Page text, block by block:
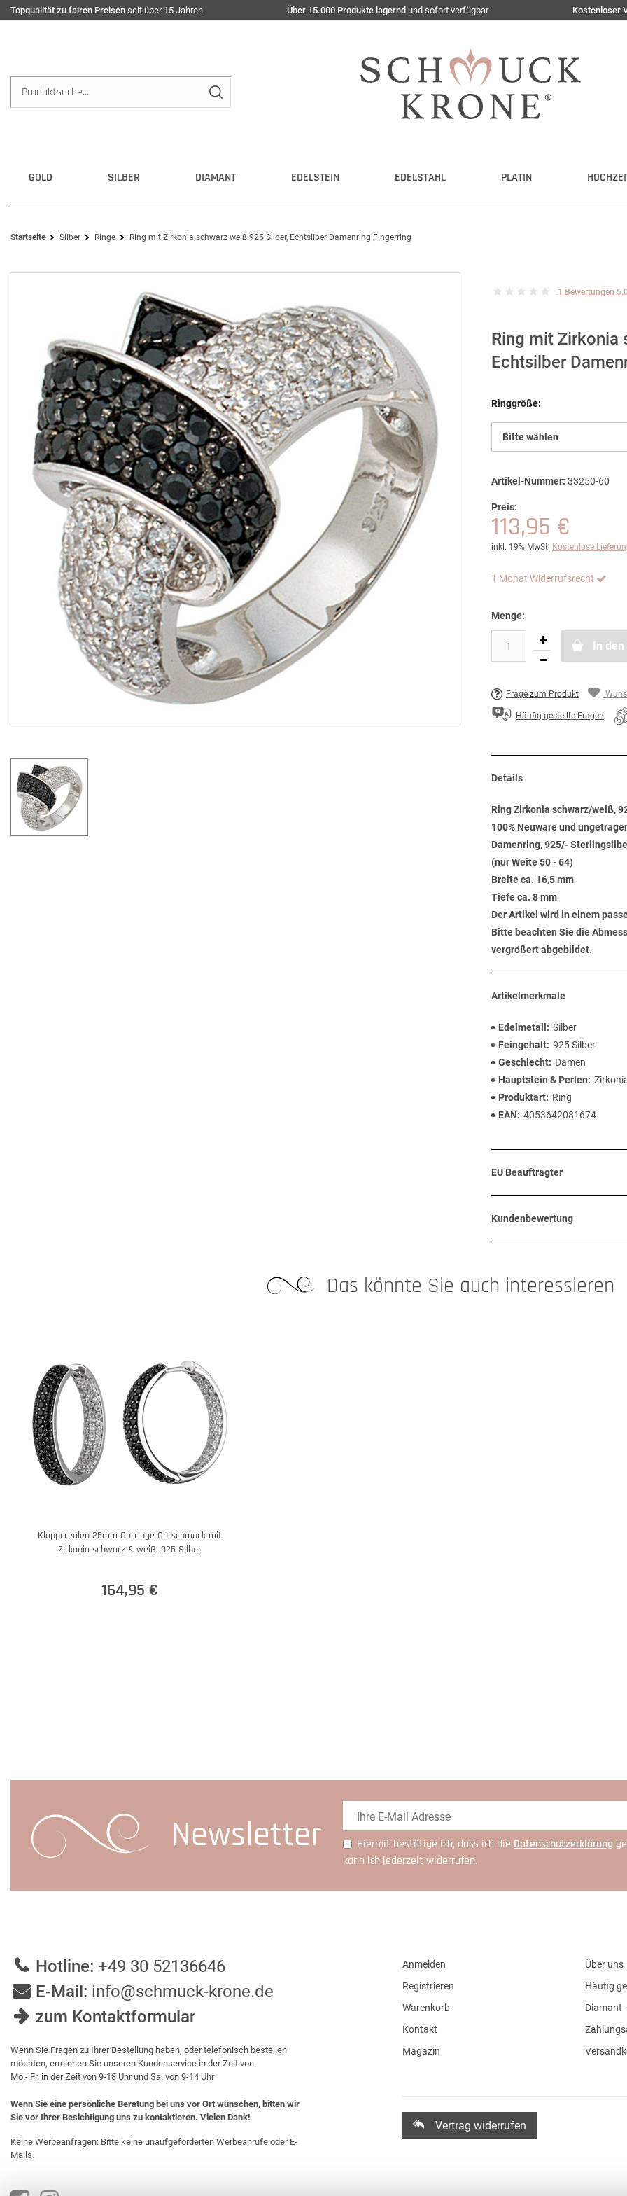
Topqualität zu fairen Preisen seit über 15 Jahren Über 15.000 Produkte lagernd und sofort verfügbar Kostenloser
GOLD SILBER DIAMANT EDELSTEIN EDELSTAHL PLATIN
Startseite Silber Ringe Ring mit Zirkonia schwarz weiß 925 Silber, Echtsilber Damenring Fingerring
1 Bewertungen
Ring mit Zirkonia
Echtsilber
Ringgröße:
Bitte wählen
Artikel-Nummer: 33250-60
Preis:
113,95 €
inkl. 19% MwSt. Kostenlose
1 Monat Widerrufsrecht
Menge:
In
Frage zum Produkt
Häufig gestellte Fragen
Details
Ring Zirkonia schwarz/weiß,
100% Neuware und
Damenring, 925/-
(nur Weite 50 - 64)
Breite ca. 16,5 mm
Tiefe ca. 8 mm
Der Artikel wird in einem
Bitte beachten Sie die
vergrößert abgebildet.
Artikelmerkmale
Edelmetall
Silber
Feingehalt 925 Silber
Geschlecht
Damen
Hauptstein & Perlen
Produktart
Ring
EAN
4053642081674
EU Beauftragter
Kundenbewertung
Das könnte Sie auch interessieren
Klappcreolen 25mm Ohrringe Ohrschmuck mit
Zirkonia schwarz & weiß, 925 Silber
164,95 €
Newsletter Hiermit bestätige ich, dass ich die Daten­schutz­erklärung
kann ich jederzeit widerrufen.
Hotline: +49 30 52136646
E-Mail: info@schmuck-krone.de
zum Kontaktformular
Wenn Sie Fragen zu Ihrer Bestellung haben, oder telefonisch bestellen
möchten, erreichen Sie unseren Kundenservice in der Zeit von
Mo.- Fr. in der Zeit von 9-18 Uhr und Sa. von 9-14 Uhr
Wenn Sie eine persönliche Beratung bei uns vor Ort wünschen, bitten wir
Sie vor Ihrer Besichtigung uns zu kontaktieren. Vielen Dank!
Keine Werbeanfragen: Bitte keine unaufgeforderten Werbeanrufe oder E-
Mails.
Anmelden
Registrieren
Warenkorb
Kontakt
Magazin
Über uns
Häufig
Vertrag widerrufen